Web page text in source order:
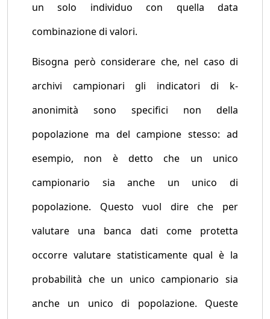
un solo individuo con quella data
combinazione di valori.
Bisogna però considerare che, nel caso di
archivi campionari gli indicatori di k-
anonimità sono specifici non della
popolazione ma del campione stesso: ad
esempio, non è detto che un unico
campionario sia anche un unico di
popolazione. Questo vuol dire che per
valutare una banca dati come protetta
occorre valutare statisticamente qual è la
probabilità che un unico campionario sia
anche un unico di popolazione. Queste